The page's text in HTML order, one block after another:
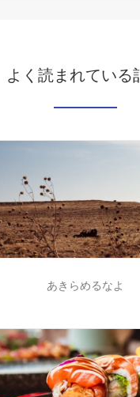
よく読まれている
あきらめるなよ